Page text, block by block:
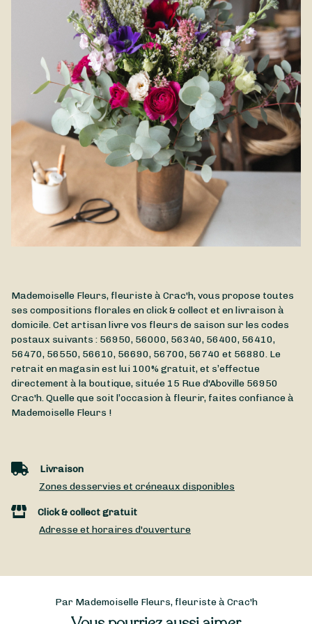
Mademoiselle Fleurs, fleuriste à Crac'h, vous propose toutes
ses compositions florales en click & collect et en livraison à
domicile. Cet artisan livre vos fleurs de saison sur les codes
postaux suivants : 56950, 56000, 56340, 56400, 56410,
56470, 56550, 56610, 56690, 56700, 56740 et 56880. Le
retrait en magasin est lui 100% gratuit, et s’effectue
directement à la boutique, située 15 Rue d'Aboville 56950
Crac'h. Quelle que soit l’occasion à fleurir, faites confiance à
Mademoiselle Fleurs !
Livraison
Zones desservies et créneaux disponibles
Click & collect gratuit
Adresse et horaires d'ouverture
Par Mademoiselle Fleurs, fleuriste à Crac'h